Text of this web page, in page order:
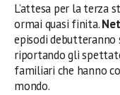
L’attesa per la terza
ormai quasi finita.
episodi
riportando gli
familiari che hanno
mondo.